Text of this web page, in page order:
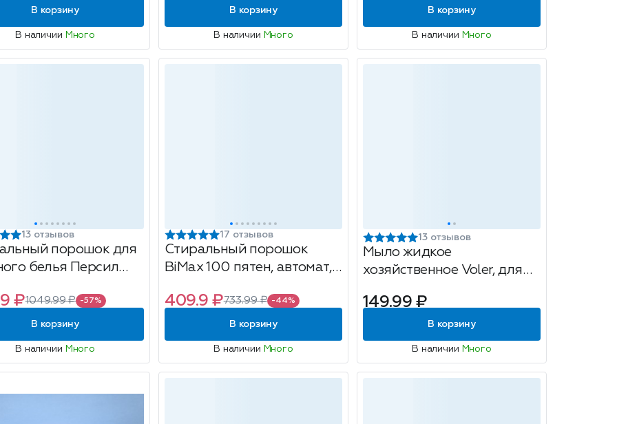
В корзину
В наличии Много
В корзину
В наличии Много
В корзину
В наличии Много
13 отзывов
порошок для
белья Персил
3кг
₽1049.99 ₽ -57%
В корзину
В наличии Много
17 отзывов
Стиральный порошок
BiMax 100 пятен, автомат,
409.9 ₽733.99 ₽ -44%
В корзину
В наличии Много
13 отзывов
Мыло жидкое
хозяйственное Voler, для
149.99 ₽
В корзину
В наличии Много